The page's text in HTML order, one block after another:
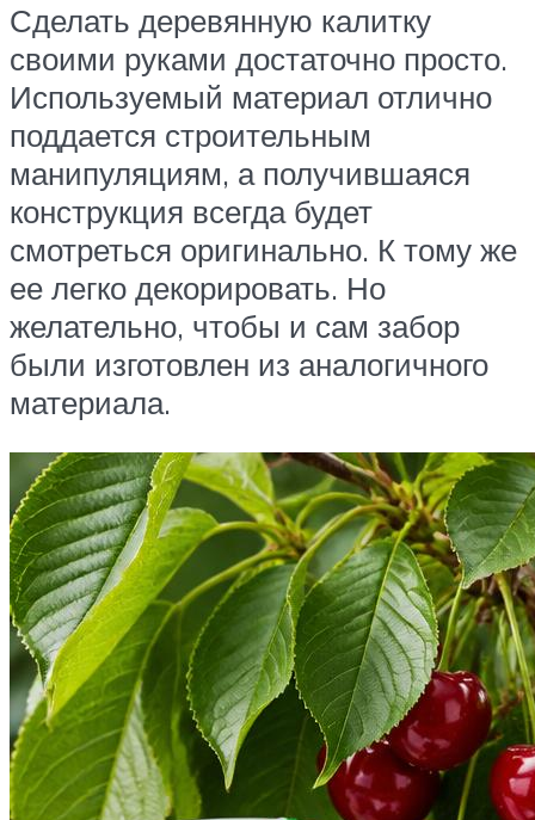
Сделать деревянную калитку
своими руками достаточно просто.
Используемый материал отлично
поддается строительным
манипуляциям, а получившаяся
конструкция всегда будет
смотреться оригинально. К тому же
ее легко декорировать. Но
желательно, чтобы и сам забор
были изготовлен из аналогичного
материала.